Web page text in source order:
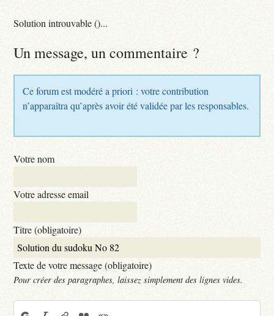
Solution introuvable ()...
Un message, un commentaire ?
Ce forum est modéré a priori : votre contribution
n’apparaîtra qu’après avoir été validée par les responsables.
Votre nom
Votre adresse email
Titre (obligatoire)
Texte de votre message (obligatoire)
Pour créer des paragraphes, laissez simplement des lignes vides.